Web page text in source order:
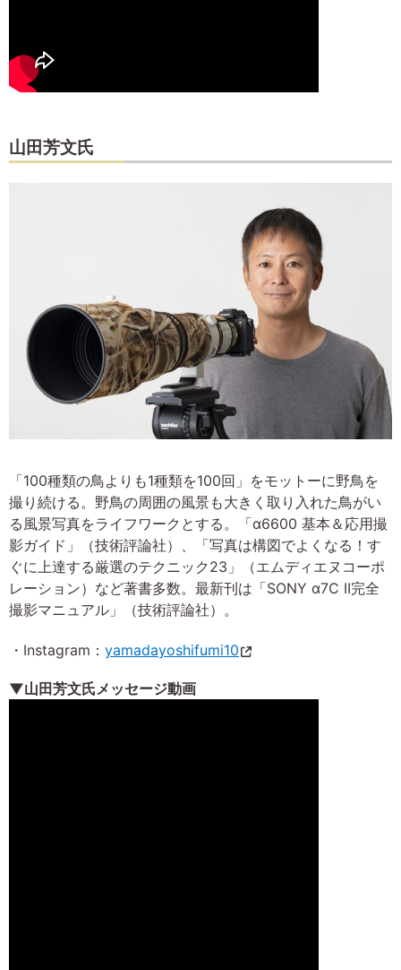
山田芳文氏
「100種類の鳥よりも1種類を100回」をモットーに野鳥を
撮り続ける。野鳥の周囲の風景も大きく取り入れた鳥がい
る風景写真をライフワークとする。「α6600 基本＆応用撮
影ガイド」（技術評論社）、「写真は構図でよくなる！す
ぐに上達する厳選のテクニック23」（エムディエヌコーポ
レーション）など著書多数。最新刊は「SONY α7C II完全
撮影マニュアル」（技術評論社）。
・Instagram： yamadayoshifumi10
▼山田芳文氏メッセージ動画